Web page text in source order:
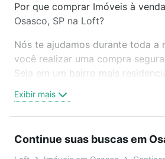
Por que comprar Imóveis à
Osasco, SP na Loft?
Nós te ajudamos durante toda a
você realizar uma compra
Seja em um bairro mais
oferta ideal de Imóveis à venda
Osasco, SP para conquistar seu
compromisso e você ainda conta
Exibir mais
Continue suas buscas em